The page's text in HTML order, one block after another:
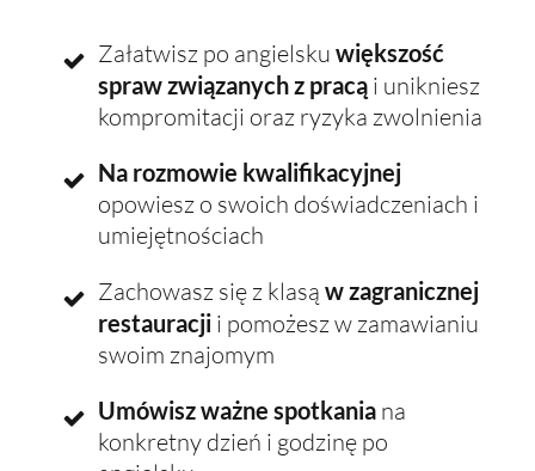
Załatwisz po angielsku większość
spraw związanych z pracą i unikniesz
kompromitacji oraz ryzyka zwolnienia
Na rozmowie kwalifikacyjnej
opowiesz o swoich doświadczeniach i
umiejętnościach
Zachowasz się z klasą w zagranicznej
restauracji i pomożesz w zamawianiu
swoim znajomym
Umówisz ważne spotkania na
konkretny dzień i godzinę po